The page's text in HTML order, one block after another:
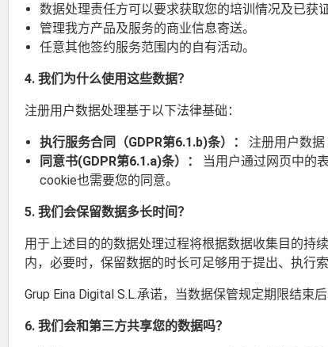
数据处理责任方可以要求获取您的培训情况及已获
管理我方产品及服务的商业信息寄送。
任意其他签约服务范围内的自有活动。
4. 我们为什么使用这些数据？
注册用户数据处理基于以下法律基础：
执行服务合同（GDPR第6.1.b)条）：
注册用户数
同意书(GDPR第6.1.a)条）：
当用户通过网页中的
cookie也需要您的同意。
5. 我们会保留数据多长时间？
用于上述目的的数据处理过程将根据数据收集目的持
内，必要时，保留数据的时长可足够用于提出、执行
Grup Eina Digital S.L.承诺，当数据保管规定期限结束
6. 我们会和第三方共享您的数据吗？